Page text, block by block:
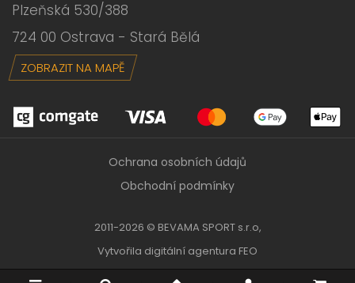
Plzeňská 530/388
724 00 Ostrava - Stará Bělá
ZOBRAZIT NA MAPĚ
2011-2026 © BEVAMA SPORT s.r.o,
Ochrana osobních údajů
Obchodní podmínky
Vytvořila digitální agentura FEO